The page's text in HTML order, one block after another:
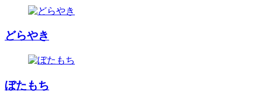
どらやき
ぼたもち